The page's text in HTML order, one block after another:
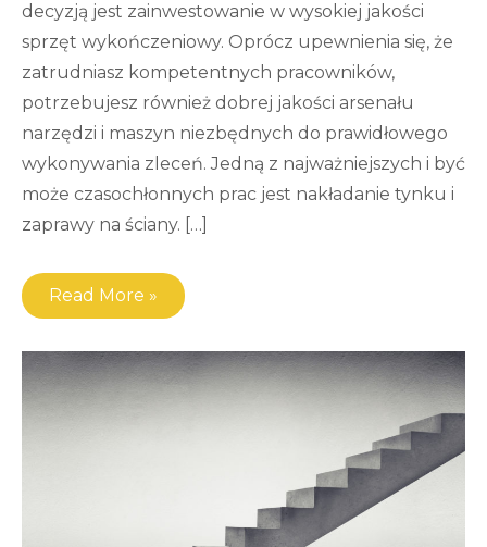
decyzją jest zainwestowanie w wysokiej jakości
sprzęt wykończeniowy. Oprócz upewnienia się, że
zatrudniasz kompetentnych pracowników,
potrzebujesz również dobrej jakości arsenału
narzędzi i maszyn niezbędnych do prawidłowego
wykonywania zleceń. Jedną z najważniejszych i być
może czasochłonnych prac jest nakładanie tynku i
zaprawy na ściany. […]
Read More »